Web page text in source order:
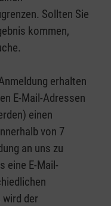
Sollten Sie
kommen,
erhalten
E-Mail-Adressen
einen
von 7
an uns zu
eine E-Mail-
wird der